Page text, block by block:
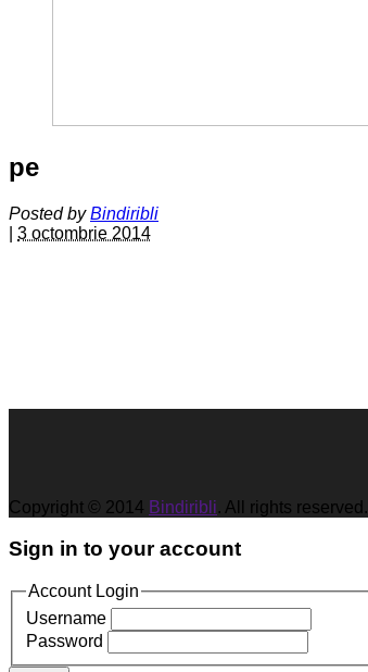
pe
Posted byBindiribli
3 octombrie 2014
Copyright © 2014 Bindiribli. All rights reserved.
Sign in to your account
Account Login
Username
Password